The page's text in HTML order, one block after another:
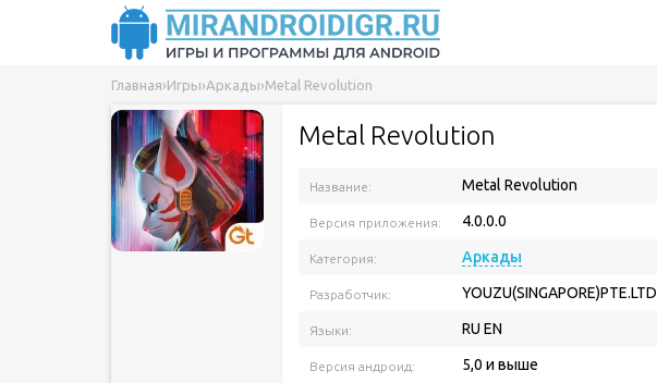
Главная›Игры›Аркады›Metal Revolution
Metal Revolution
Название: Metal Revolution
Версия приложения: 4.0.0.0
Категория: Аркады
Разработчик: YOUZU(SINGAPORE)PTE.LTD
Языки: RU EN
Версия андроид: 5,0 и выше